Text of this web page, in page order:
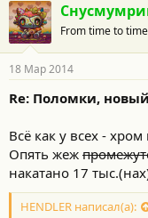
From time to time
18 Мар 2014
Re: Поломки,
Всё как у всех -
Опять жеж
накатано 17
HENDLER написал(а):